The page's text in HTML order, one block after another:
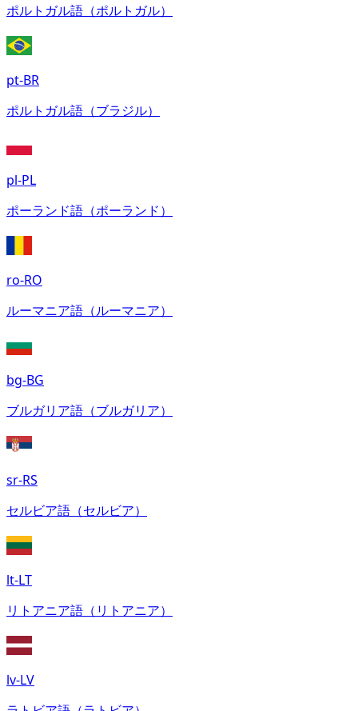
ポルトガル語（ポルトガル）
pt-BR
ポルトガル語（ブラジル）
pl-PL
ポーランド語（ポーランド）
ro-RO
ルーマニア語（ルーマニア）
bg-BG
ブルガリア語（ブルガリア）
sr-RS
セルビア語（セルビア）
lt-LT
リトアニア語（リトアニア）
lv-LV